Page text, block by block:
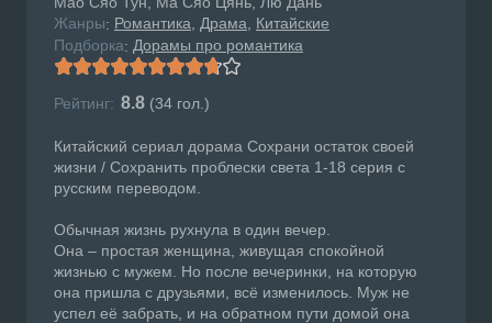
Жанры: Романтика Драма Китайские
Подборка: Дорамы про романтика
Рейтинг: 8.8 (34 гол.)
Китайский сериал дорама Сохрани остаток своей
жизни / Сохранить проблески света 1-18 серия с
русским переводом.
Обычная жизнь рухнула в один вечер.
Она – простая женщина, живущая спокойной
жизнью с мужем. Но после вечеринки, на которую
она пришла с друзьями, всё изменилось. Муж не
успел её забрать, и на обратном пути домой она